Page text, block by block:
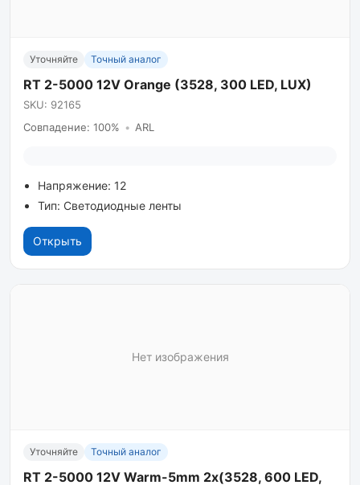
Уточняйте Точный аналог
RT 2-5000 12V Orange (3528, 300 LED, LUX)
SKU: 92165
Совпадение: 100% • ARL
Напряжение: 12
Тип: Светодиодные ленты
Открыть
Нет изображения
Уточняйте Точный аналог
RT 2-5000 12V Warm-5mm 2x(3528, 600 LED,